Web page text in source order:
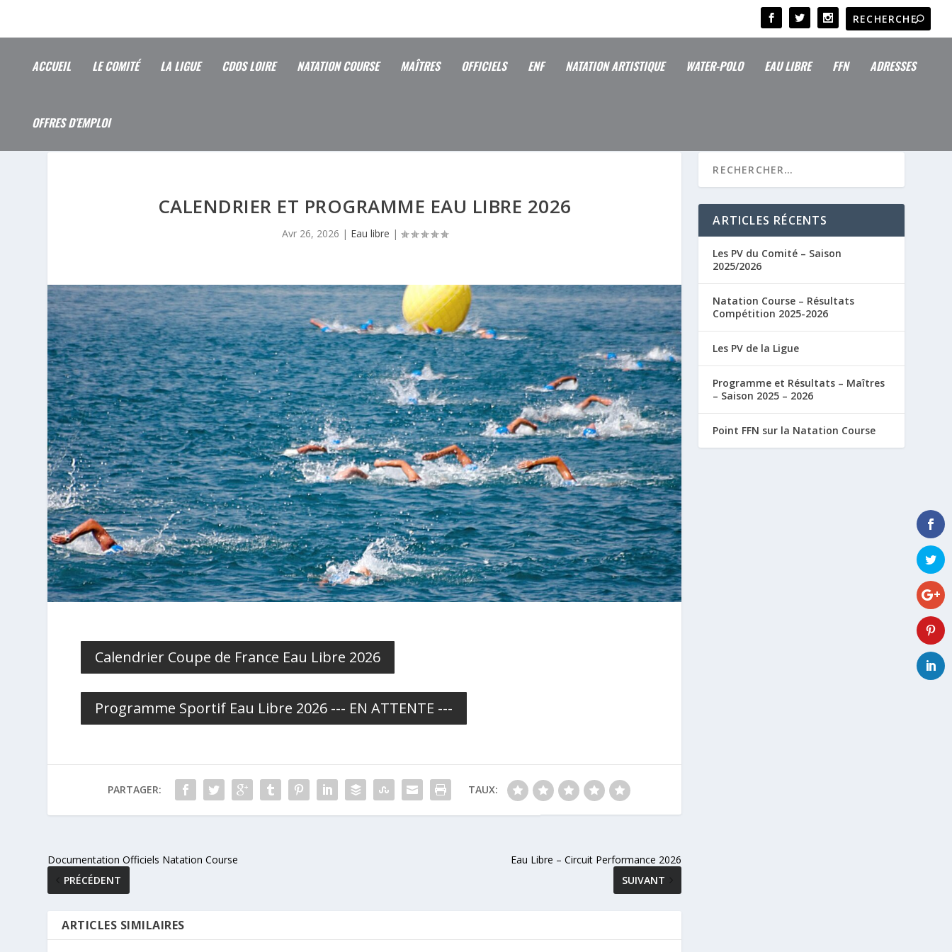
ACCUEIL LE COMITÉ LA LIGUE CDOS LOIRE NATATION COURSE MAÎTRES OFFICIELS ENF NATATION ARTISTIQUE WATER-POLO EAU LIBRE FFN ADRESSES
OFFRES D’EMPLOI
CALENDRIER ET PROGRAMME EAU LIBRE 2026
Avr 26, 2026 | Eau libre |
Calendrier Coupe de France Eau Libre 2026
Programme Sportif Eau Libre 2026 --- EN ATTENTE ---
PARTAGER: TAUX:
Documentation Officiels Natation Course
PRÉCÉDENT
Eau Libre – Circuit Performance 2026
SUIVANT
ARTICLES SIMILAIRES
ARTICLES RÉCENTS
Les PV du Comité – Saison
2025/2026
Natation Course – Résultats
Compétition 2025-2026
Les PV de la Ligue
Programme et Résultats – Maîtres
– Saison 2025 – 2026
Point FFN sur la Natation Course